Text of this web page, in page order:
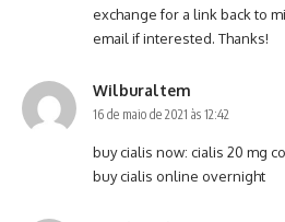
exchange for a link back to
email if interested. Thanks!
Wilburaltem
16 de maio de 2021 às 12:42
buy cialis now: cialis 20 mg
buy cialis online overnight